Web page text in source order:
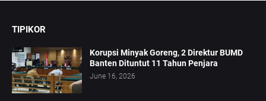
TIPIKOR
Korupsi Minyak Goreng, 2 Direktur BUMD
Banten Dituntut 11 Tahun Penjara
June 16, 2026